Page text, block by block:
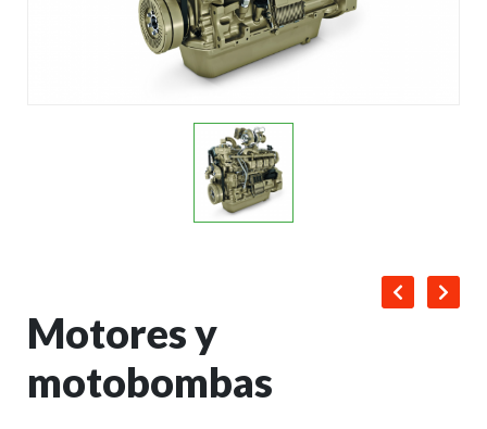
Motores y
motobombas